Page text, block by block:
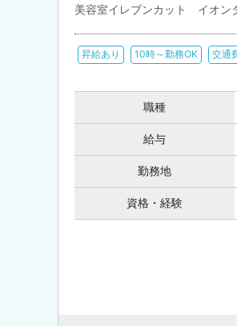
美容室イレブンカット イオン
昇給あり 10時～勤務OK 交通
職種
給与
勤務地
資格・経験